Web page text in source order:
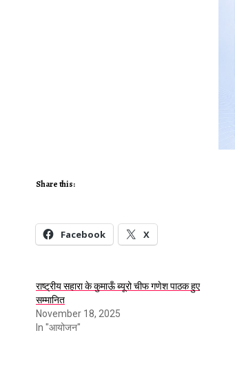
Share this:
Facebook X
राष्ट्रीय सहारा के कुमाऊँ ब्यूरो चीफ गणेश पाठक हुए
सम्मानित
November 18, 2025
In "आयोजन"